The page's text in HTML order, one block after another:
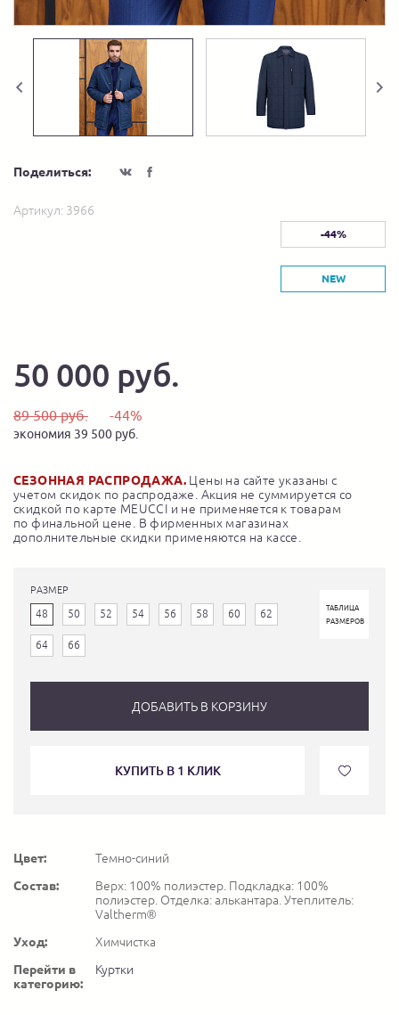
Поделиться:
Артикул: 3966
-44%
NEW
50 000 руб.
89 500 руб. -44%
экономия 39 500 руб.
СЕЗОННАЯ РАСПРОДАЖА. Цены на сайте указаны с
учетом скидок по распродаже. Акция не суммируется со
скидкой по карте MEUCCI и не применяется к товарам
по финальной цене. В фирменных магазинах
дополнительные скидки применяются на кассе.
РАЗМЕР
48 50 52 54 56 58 60 62
64 66
ТАБЛИЦА
РАЗМЕРОВ
ДОБАВИТЬ В КОРЗИНУ
КУПИТЬ В 1 КЛИК
Цвет:
Темно-синий
Состав:
Верх: 100% полиэстер. Подкладка: 100%
полиэстер. Отделка: алькантара. Утеплитель:
Valtherm®
Уход:
Химчистка
Перейти в
категорию:
Куртки